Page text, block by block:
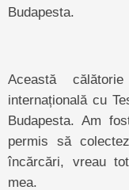
Budapesta.
Această
internațională cu
Budapesta. Am
permis să
încărcări, vreau
mea.